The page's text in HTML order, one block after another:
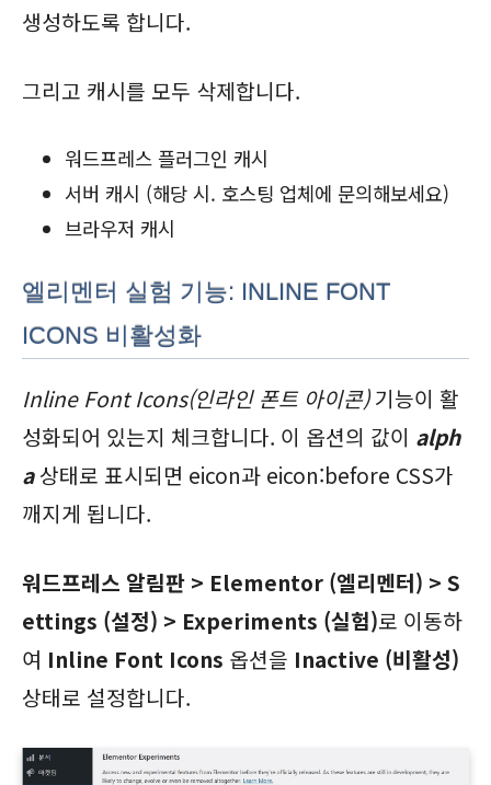
생성하도록 합니다.
그리고 캐시를 모두 삭제합니다.
워드프레스 플러그인 캐시
서버 캐시 (해당 시. 호스팅 업체에 문의해보세요)
브라우저 캐시
엘리멘터 실험 기능: INLINE FONT
ICONS 비활성화
Inline Font Icons(인라인 폰트 아이콘)기능이 활
성화되어 있는지 체크합니다. 이 옵션의 값이 alph
a 상태로 표시되면 eicon과 eicon:before CSS가
깨지게 됩니다.
워드프레스 알림판 > Elementor (엘리멘터) > S
ettings (설정) > Experiments (실험)로 이동하
여 Inline Font Icons 옵션을 Inactive (비활성)
상태로 설정합니다.